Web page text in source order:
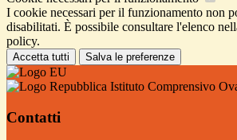
I cookie necessari per il funzionamento non
disabilitati. È possibile consultare l'elenco
policy.
Accetta tutti Salva le preferenze
Istituto Comprensivo
Contatti